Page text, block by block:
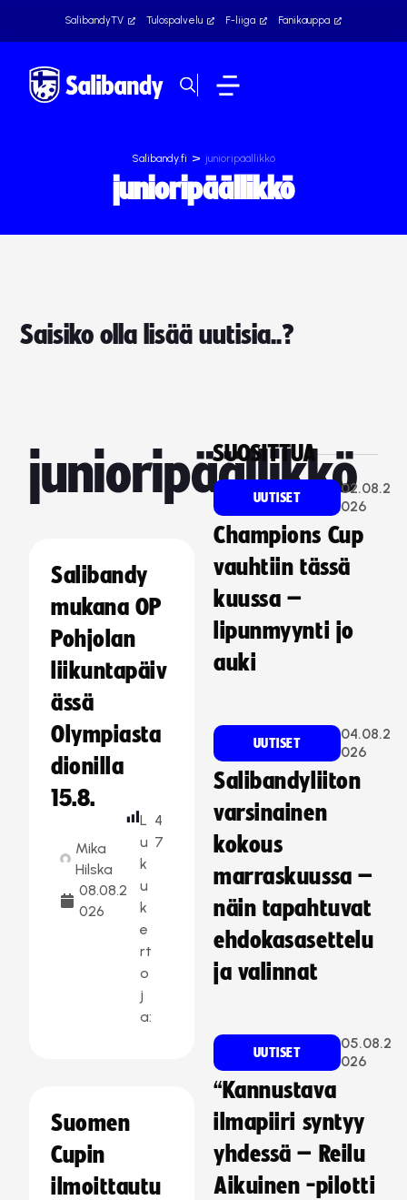
SalibandyTV Tulospalvelu F-liiga Fanikauppa
Salibandy.fi > junioripäällikkö
junioripäällikkö
Saisiko olla lisää uutisia..?
junioripäällikkö
Salibandy
mukana OP
Pohjolan
liikuntapäiv
ässä
Olympiasta
dionilla
15.8.
Mika
Hilska
08.08.2
026
L
u
k
u
k
e
rt
o
j
a:
4
7
Suomen
Cupin
ilmoittautu
SUOSITTUA
UUTISET
02.08.2
026
Champions Cup
vauhtiin tässä
kuussa –
lipunmyynti jo
auki
UUTISET
04.08.2
026
Salibandyliiton
varsinainen
kokous
marraskuussa –
näin tapahtuvat
ehdokasasettelu
ja valinnat
UUTISET
05.08.2
026
“Kannustava
ilmapiiri syntyy
yhdessä – Reilu
Aikuinen -pilotti